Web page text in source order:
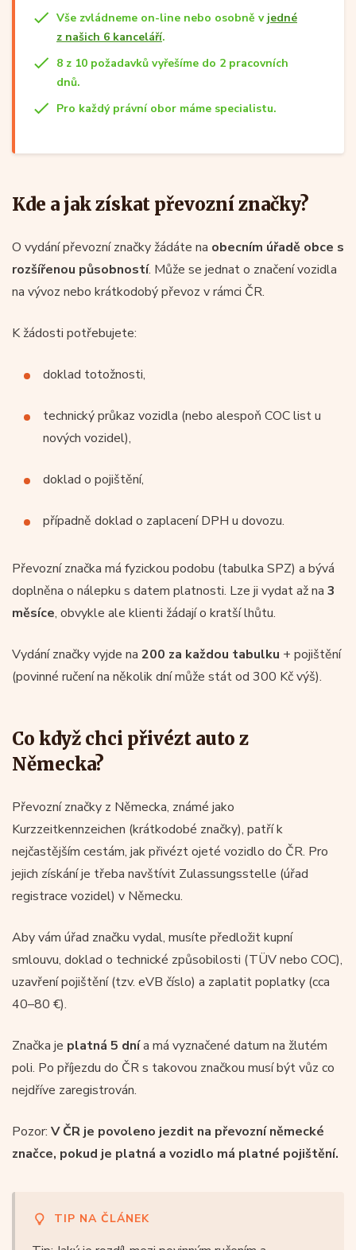
Vše zvládneme on-line nebo osobně v jedné
z našich 6 kanceláří.
8 z 10 požadavků vyřešíme do 2 pracovních
dnů.
Pro každý právní obor máme specialistu.
Kde a jak získat převozní značky?
O vydání převozní značky žádáte na obecním úřadě obce s
rozšířenou působností. Může se jednat o značení vozidla
na vývoz nebo krátkodobý převoz v rámci ČR.
K žádosti potřebujete:
doklad totožnosti,
technický průkaz vozidla (nebo alespoň COC list u
nových vozidel),
doklad o pojištění,
případně doklad o zaplacení DPH u dovozu.
Převozní značka má fyzickou podobu (tabulka SPZ) a bývá
doplněna o nálepku s datem platnosti. Lze ji vydat až na 3
měsíce, obvykle ale klienti žádají o kratší lhůtu.
Vydání značky vyjde na 200 za každou tabulku + pojištění
(povinné ručení na několik dní může stát od 300 Kč výš).
Co když chci přivézt auto z
Německa?
Převozní značky z Německa, známé jako
Kurzzeitkennzeichen (krátkodobé značky), patří k
nejčastějším cestám, jak přivézt ojeté vozidlo do ČR. Pro
jejich získání je třeba navštívit Zulassungsstelle (úřad
registrace vozidel) v Německu.
Aby vám úřad značku vydal, musíte předložit kupní
smlouvu, doklad o technické způsobilosti (TÜV nebo COC),
uzavření pojištění (tzv. eVB číslo) a zaplatit poplatky (cca
40–80 €).
Značka je platná 5 dnía má vyznačené datum na žlutém
poli. Po příjezdu do ČR s takovou značkou musí být vůz co
nejdříve zaregistrován.
Pozor: V ČR je povoleno jezdit na převozní německé
značce, pokud je platná a vozidlo má platné pojištění.
TIP NA ČLÁNEK